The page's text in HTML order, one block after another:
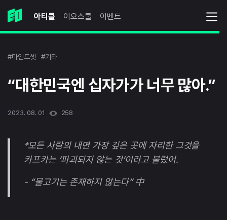
아티클 이오스쿨 이벤트
#마인드셋 #기타
“대한민국엔 십자가가 너무 많아.”
2023. 08. 01 258
*모든 사람의 내면 가장 깊은 곳에 자리한 그것을
카프카는 ‘파괴되지 않는 것’이라고 불렀어.
- “물고기는 존재하지 않는다” 中